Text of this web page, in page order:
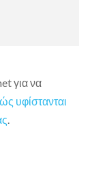
για να
υφίστανται
.